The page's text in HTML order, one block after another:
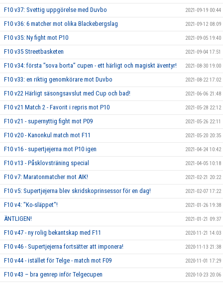
F10 v37: Svettig uppgörelse med Duvbo 2021-09-19 00:44
F10 v36: 6 matcher mot olika Blackebergslag 2021-09-12 08:09
F10 v35: Ny fight mot P10 2021-09-05 19:40
F10 v35 Streetbasketen 2021-09-04 17:51
F10 v34: första ”sova borta” cupen - ett härligt och magiskt äventyr! 2021-08-30 19:00
F10 v33: en riktig genomkörare mot Duvbo 2021-08-22 17:02
F10 v22 Härligt säsongsavslut med Cup och bad! 2021-06-06 21:48
F10 v21 Match 2 - Favorit i repris mot P10 2021-05-28 22:12
F10 v21 - supernyttig fight mot P09 2021-05-26 22:11
F10 v20 - Kanonkul match mot F11 2021-05-20 20:35
F10 v16 - supertjejerna mot P10 igen 2021-04-24 10:42
F10 v13 - Påsklovsträning special 2021-04-05 10:18
F10 v7: Maratonmatcher mot AIK! 2021-02-21 20:22
F10 v5: Supertjejerna blev skridskoprinsessor för en dag! 2021-02-07 17:22
F10 v4: "Ko-släppet"! 2021-01-26 19:38
ÄNTLIGEN! 2021-01-21 09:37
F10 v47 - ny rolig bekantskap med F11 2020-11-21 14:03
F10 v46 - Supertjejerna fortsätter att imponera! 2020-11-13 21:38
F10 v44 - istället för Telge - match mot F09 2020-11-01 17:29
F10 v43 – bra genrep inför Telgecupen 2020-10-23 20:06